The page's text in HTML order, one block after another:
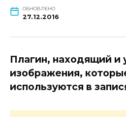
ОБНОВЛЕНО
27.12.2016
Плагин, находящий
изображения,
используются в